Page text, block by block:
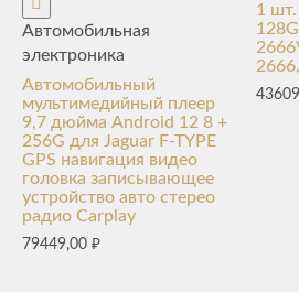
Автомобильная
электроника
Автомобильный
мультимедийный плеер
9,7 дюйма Android 12 8 +
256G для Jaguar F-TYPE
GPS навигация видео
головка записывающее
устройство авто стерео
радио Carplay
79449,00 ₽
1 шт.